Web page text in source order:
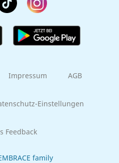
Impressum AGB
Einstellungen
Feedback
family